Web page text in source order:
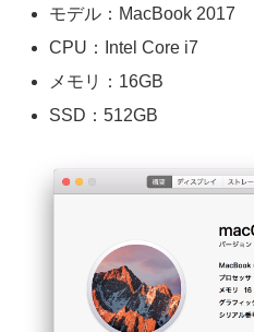
モデル：MacBook 2017
CPU：Intel Core i7
メモリ：16GB
SSD：512GB